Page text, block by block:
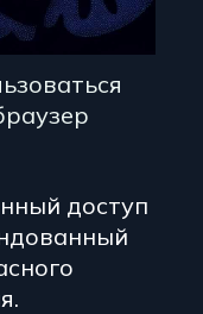
доступ